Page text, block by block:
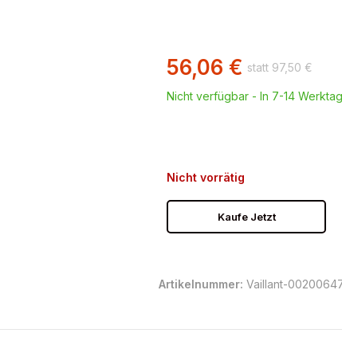
97,50 €
56,06 €
Nicht verfügbar - In 7-14
Nicht vorrätig
Kaufe Jetzt
Artikelnummer: Vaillant-